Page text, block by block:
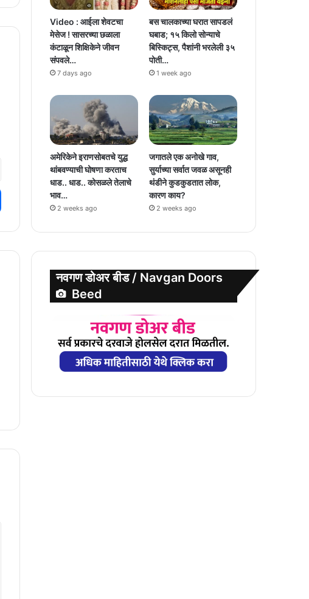
Video : आईला शेवटचा
मेसेज ! सासरच्या छळाला
कंटाळून शिक्षिकेने जीवन
संपवले…
7 days ago
बस चालकाच्या घरात सापडलं
घबाड; १५ किलो सोन्याचे
बिस्किट्स, पैशांनी भरलेली ३५
पोती…
1 week ago
अमेरिकेने इराणसोबतचे युद्ध
थांबवण्याची घोषणा करताच
धाड.. धाड.. कोसळले तेलाचे
भाव…
2 weeks ago
जगातले एक अनोखे गाव,
सुर्याच्या सर्वात जवळ असूनही
थंडीने कुडकुडतात लोक,
कारण काय?
2 weeks ago
नवगण डोअर बीड / Navgan Doors
Beed